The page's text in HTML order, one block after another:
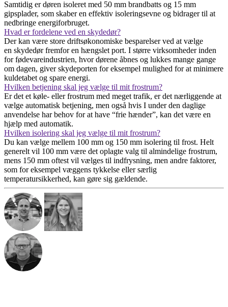
Samtidig er døren isoleret med 50 mm brandbatts og 15 mm
gipsplader, som skaber en effektiv isoleringsevne og bidrager til at
nedbringe energiforbruget.
Hvad er fordelene ved en skydedør?
Der kan være store driftsøkonomiske besparelser ved at vælge
en skydedør fremfor en hængslet port. I større virksomheder inden
for fødevareindustrien, hvor dørene åbnes og lukkes mange gange
om dagen, giver skydeporten for eksempel mulighed for at minimere
kuldetabet og spare energi.
Hvilken betjening skal jeg vælge til mit frostrum?
Er det et køle- eller frostrum med meget trafik, er det nærliggende at
vælge automatisk betjening, men også hvis I under den daglige
anvendelse har behov for at have “frie hænder”, kan det være en
hjælp med automatik.
Hvilken isolering skal jeg vælge til mit frostrum?
Du kan vælge mellem 100 mm og 150 mm isolering til frost. Helt
generelt vil 100 mm være det oplagte valg til almindelige frostrum,
mens 150 mm oftest vil vælges til indfrysning, men andre faktorer,
som for eksempel væggens tykkelse eller særlig
temperatursikkerhed, kan gøre sig gældende.